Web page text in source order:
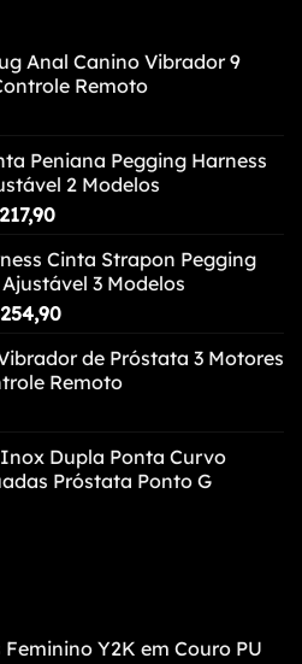
Anal Canino Vibrador 9
Remoto
Peniana Pegging Harness
2 Modelos
217,90Faixa
preço:
R$123,90
através
Cinta Strapon Pegging
3 Modelos
254,90Faixa
preço:
R$166,90
de Próstata 3 Motores
Remoto
Dupla Ponta Curvo
Próstata Ponto G
Y2K em Couro PU